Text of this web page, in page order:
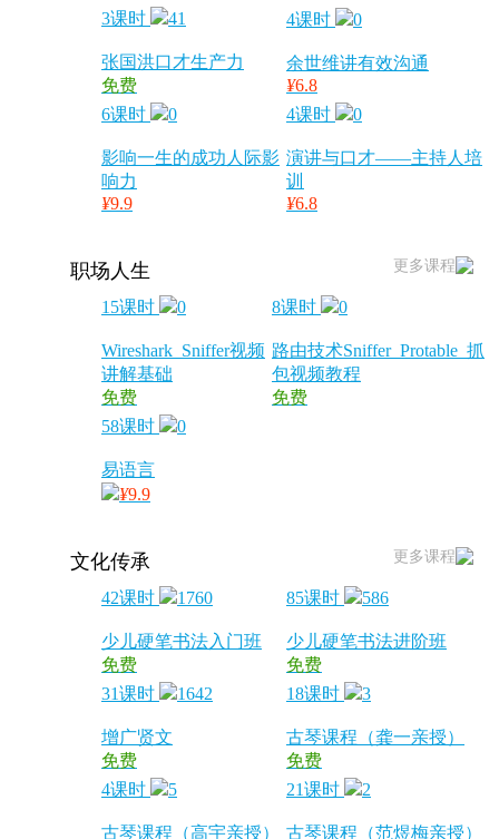
3课时
41
张国洪口才生产力
免费
4课时 0
余世维讲有效沟通
¥6.8
6课时
0
影响一生的成功人际影
响力
¥9.9
4课时 0
演讲与口才——主持人培
训
¥6.8
更多课程
职场人生
15课时 0
Wireshark_Sniffer视频
讲解基础
免费
8课时 0
路由技术Sniffer_Protable_抓
包视频教程
免费
58课时
0
易语言
¥9.9
更多课程
文化传承
42课时 1760
少儿硬笔书法入门班
免费
85课时 586
少儿硬笔书法进阶班
免费
31课时
1642
增广贤文
免费
18课时 3
古琴课程（龚一亲授）
免费
4课时
5
古琴课程（高宇亲授）
21课时 2
古琴课程（范煜梅亲授）